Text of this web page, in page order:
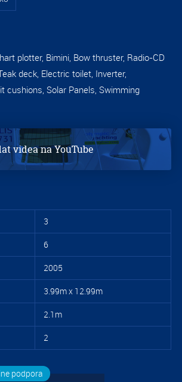
plotter, Bimini, Bow thruster, Radio-CD
deck, Electric toilet, Inverter,
cushions, Solar Panels, Swimming
videa na YouTube
3
6
2005
3.99m x 12.99m
2.1m
2
podpora